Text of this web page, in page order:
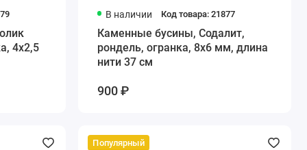
4х2,5
В наличии Код товара: 21877
Каменные бусины, Содалит,
рондель, огранка, 8х6 мм, длина
нити 37 см
900 ₽
Популярный